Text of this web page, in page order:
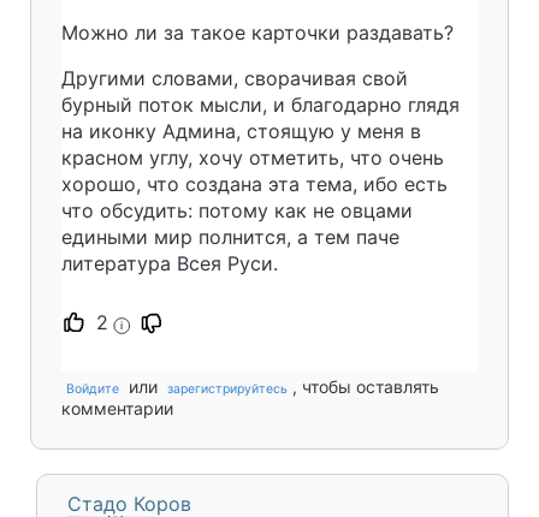
Можно ли за такое карточки раздавать?
Другими словами, сворачивая свой
бурный поток мысли, и благодарно глядя
на иконку Админа, стоящую у меня в
красном углу, хочу отметить, что очень
хорошо, что создана эта тема, ибо есть
что обсудить: потому как не овцами
едиными мир полнится, а тем паче
литература Всея Руси.
2 i
Войдите или зарегистрируйтесь , чтобы оставлять
комментарии
Стадо Коров